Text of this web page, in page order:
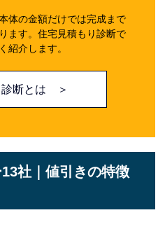
体の金額だけでは完成まで
ます。住宅見積もり診断で
紹介します。
診断とは ＞
社｜値引きの特徴